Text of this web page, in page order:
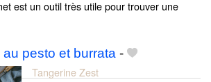
est un outil très utile pour trouver une
pesto et burrata -
Tangerine Zest